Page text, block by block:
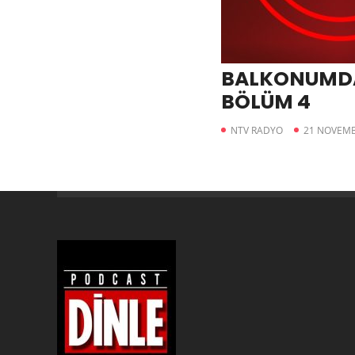
BÖLÜM 4
NTV RADYO 21